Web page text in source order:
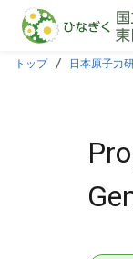
本文に飛ぶ
トップ 日本原子力